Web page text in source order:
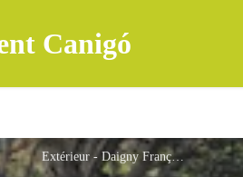
Canigó
Extérieur - Daigny Françoise